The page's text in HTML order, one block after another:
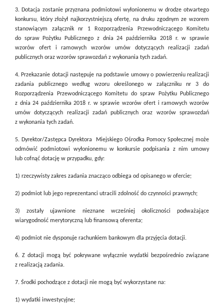
3. Dotacja zostanie przyznana podmiotowi wyłonionemu w drodze otwartego
konkursu, który złożył najkorzystniejszą ofertę, na druku zgodnym ze wzorem
stanowiącym załącznik nr 1 Rozporządzenia Przewodniczącego Komitetu
do spraw Pożytku Publicznego z dnia 24 października 2018 r. w sprawie
wzorów ofert i ramowych wzorów umów dotyczących realizacji zadań
publicznych oraz wzorów sprawozdań z wykonania tych zadań.
4. Przekazanie dotacji następuje na podstawie umowy o powierzeniu realizacji
zadania publicznego według wzoru określonego w załączniku nr 3 do
Rozporządzenia Przewodniczącego Komitetu do spraw Pożytku Publicznego
z dnia 24 października 2018 r. w sprawie wzorów ofert i ramowych wzorów
umów dotyczących realizacji zadań publicznych oraz wzorów sprawozdań
z wykonania tych zadań.
5. Dyrektor/Zastępca Dyrektora
Miejskiego Ośrodka Pomocy Społecznej może
odmówić podmiotowi wyłonionemu w konkursie podpisania z nim umowy
lub cofnąć dotację w przypadku, gdy:
1) rzeczywisty zakres zadania znacząco odbiega od opisanego w ofercie;
2) podmiot lub jego reprezentanci utracili zdolność do czynności prawnych;
3) zostały ujawnione nieznane wcześniej okoliczności podważające
wiarygodność merytoryczną lub finansową oferenta;
4) podmiot nie dysponuje rachunkiem bankowym dla przyjęcia dotacji.
6. Z dotacji mogą być pokrywane wyłącznie wydatki bezpośrednio związane
z realizacją zadania.
7. Środki pochodzące z dotacji nie mogą być wykorzystane na:
1) wydatki inwestycyjne;